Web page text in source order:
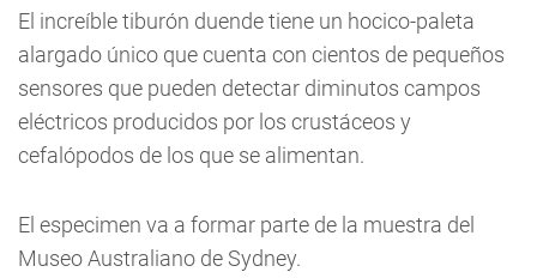
El increíble tiburón duende tiene un hocico-paleta
alargado único que cuenta con cientos de pequeños
sensores que pueden detectar diminutos campos
eléctricos producidos por los crustáceos y
cefalópodos de los que se alimentan.
El especimen va a formar parte de la muestra del
Museo Australiano de Sydney.